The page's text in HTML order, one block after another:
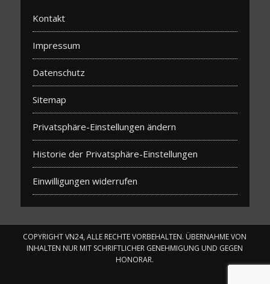
Kontakt
Impressum
Datenschutz
Sitemap
Privatsphäre-Einstellungen ändern
Historie der Privatsphäre-Einstellungen
Einwilligungen widerrufen
COPYRIGHT VN24, ALLE RECHTE VORBEHALTEN. ÜBERNAHME VON
INHALTEN NUR MIT SCHRIFTLICHER GENEHMIGUNG UND GEGEN
HONORAR.